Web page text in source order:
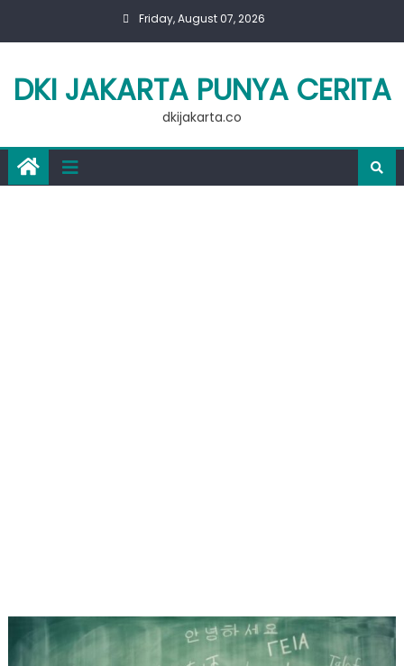
Friday, August 07, 2026
DKI JAKARTA PUNYA CERITA
dkijakarta.co